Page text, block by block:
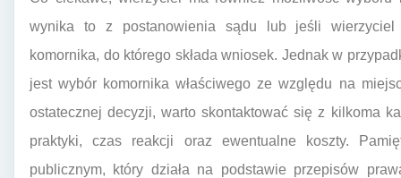
wynika to z postanowienia sądu lub jeśli wierzyciel
komornika, do którego składa wniosek. Jednak w
jest wybór komornika właściwego ze względu na
ostatecznej decyzji, warto skontaktować się z kilkoma
praktyki, czas reakcji oraz ewentualne koszty.
publicznym, który działa na podstawie przepisów